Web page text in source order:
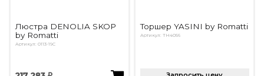
Люстра DENOLIA SKOP
by Romatti
Артикул: 0113-19C
Торшер YASINI by Romatti
Артикул: TH4056